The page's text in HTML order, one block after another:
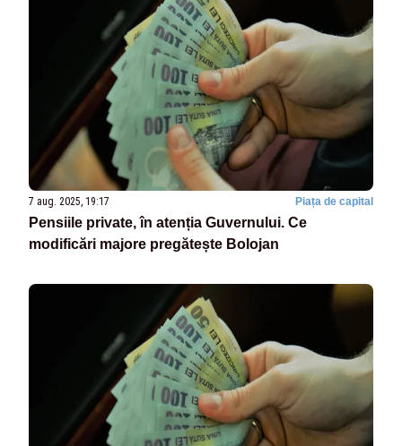
7 aug. 2025, 19:17 Piața de capital
Pensiile private, în atenția Guvernului. Ce
modificări majore pregătește Bolojan